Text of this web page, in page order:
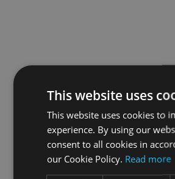
This website uses
This website uses cookies to
experience. By using our
consent to all cookies in
our Cookie Policy. Read more